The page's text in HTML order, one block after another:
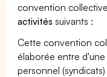
convention
activités suivants :
Cette convention
élaborée entre
personnel